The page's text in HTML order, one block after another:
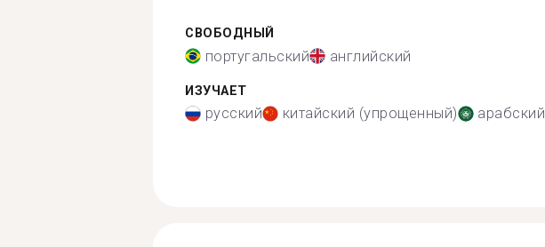
СВОБОДНЫЙ
португальский английский
ИЗУЧАЕТ
русский китайский (упрощенный) арабский